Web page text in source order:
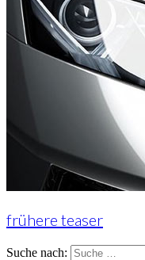
frühere teaser
Suche nach: